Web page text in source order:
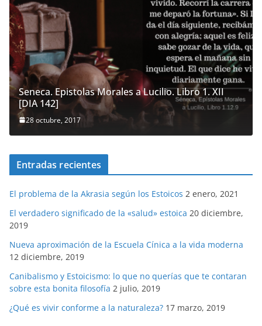
Seneca. Epistolas Morales a Lucilio. Libro 1. XII
[DIA 142]
28 octubre, 2017
Entradas recientes
El problema de la Akrasia según los Estoicos 2 enero, 2021
El verdadero significado de la «salud» estoica 20 diciembre,
2019
Nueva aproximación de la Escuela Cínica a la vida moderna
12 diciembre, 2019
Canibalismo y Estoicismo: lo que no querías que te contaran
sobre esta bonita filosofía 2 julio, 2019
¿Qué es vivir conforme a la naturaleza? 17 marzo, 2019